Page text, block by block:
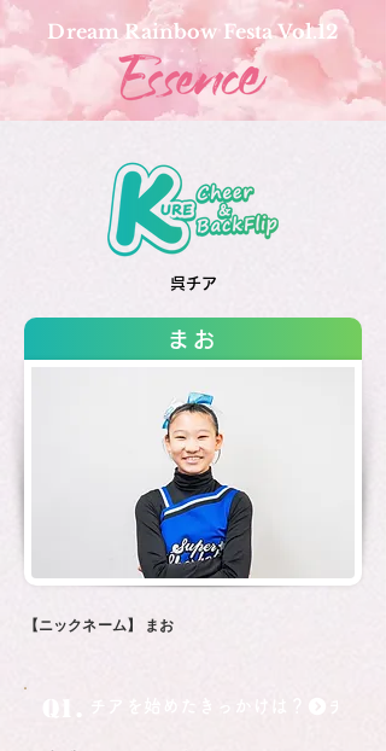
Dream Rainbow Festa Vol.12
呉チア
まお
【ニックネーム】 まお